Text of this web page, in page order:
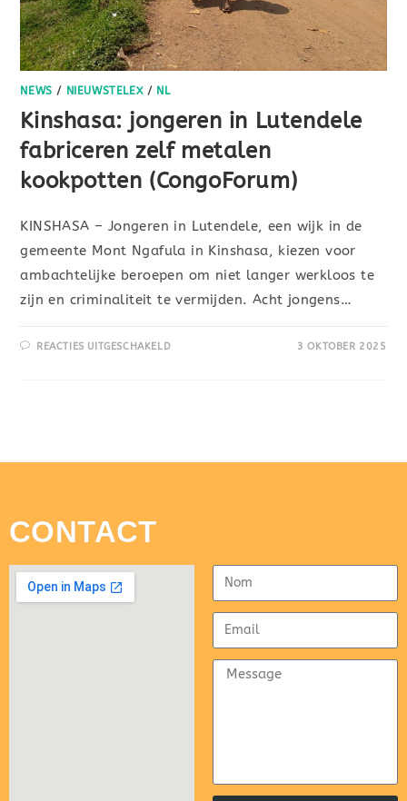
NEWS / NIEUWSTELEX/ NL
Kinshasa: jongeren in Lutendele
fabriceren zelf metalen
kookpotten (CongoForum)
KINSHASA – Jongeren in Lutendele, een wijk in de
gemeente Mont Ngafula in Kinshasa, kiezen voor
ambachtelijke beroepen om niet langer werkloos te
zijn en criminaliteit te vermijden. Acht jongens…
REACTIES UITGESCHAKELD 3 OKTOBER 2025
CONTACT